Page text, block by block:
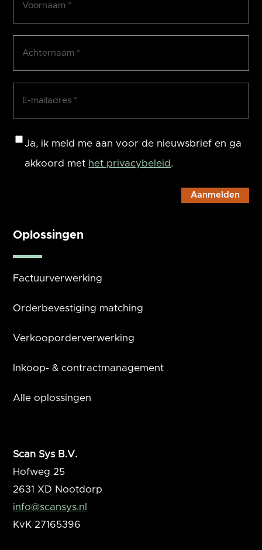
Consent
Ja, ik meld me aan voor de nieuwsbrief en ga
akkoord met het privacybeleid.
Oplossingen
Factuurverwerking
Orderbevestiging matching
Verkooporderverwerking
Inkoop- & contractmanagement
Alle oplossingen
Scan Sys B.V.
Hofweg 25
2631 XD Nootdorp
info@scansys.nl
KvK 27165396